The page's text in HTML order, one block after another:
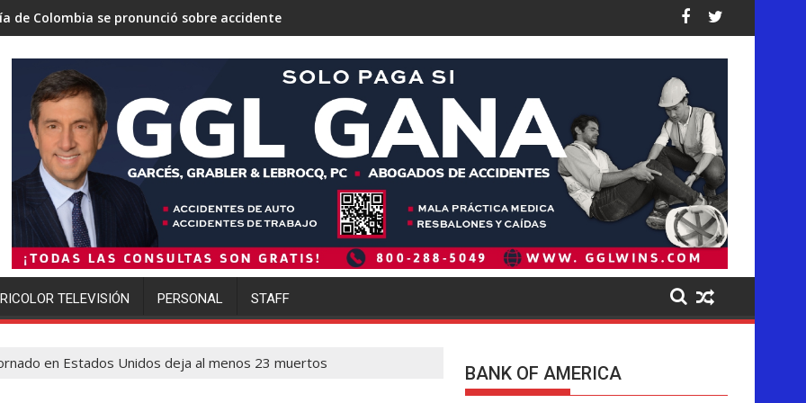
sobre accidente aéreo ocurrido en Río de Janeiro, Brasil, en el que habrían fallecido tres colombianas
Un tribunal de Nuevo México ordenó a Meta pagar 942 millones de dólares por los daños
Trump se acerca a lograr la mayor
TELEVISIÓN PERSONAL STAFF
en Estados Unidos deja al menos 23 muertos BANK OF AMERICA